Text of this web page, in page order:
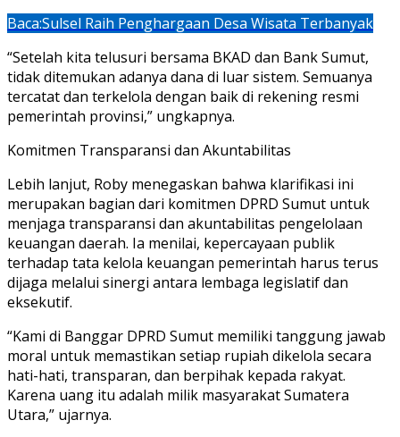
Baca:Sulsel Raih Penghargaan Desa Wisata Terbanyak
“Setelah kita telusuri bersama BKAD dan Bank Sumut,
tidak ditemukan adanya dana di luar sistem. Semuanya
tercatat dan terkelola dengan baik di rekening resmi
pemerintah provinsi,” ungkapnya.
Komitmen Transparansi dan Akuntabilitas
Lebih lanjut, Roby menegaskan bahwa klarifikasi ini
merupakan bagian dari komitmen DPRD Sumut untuk
menjaga transparansi dan akuntabilitas pengelolaan
keuangan daerah. Ia menilai, kepercayaan publik
terhadap tata kelola keuangan pemerintah harus terus
dijaga melalui sinergi antara lembaga legislatif dan
eksekutif.
“Kami di Banggar DPRD Sumut memiliki tanggung jawab
moral untuk memastikan setiap rupiah dikelola secara
hati-hati, transparan, dan berpihak kepada rakyat.
Karena uang itu adalah milik masyarakat Sumatera
Utara,” ujarnya.